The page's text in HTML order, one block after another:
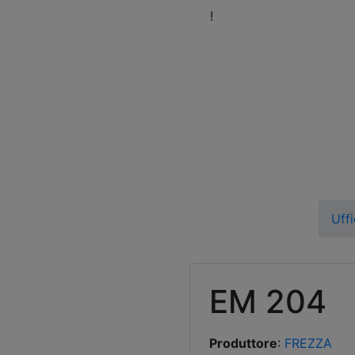
!
EM 204
Produttore: FREZZA